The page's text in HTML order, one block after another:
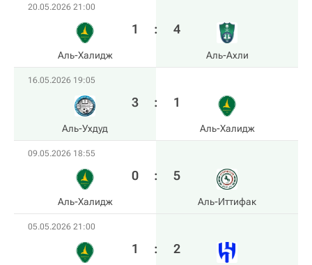
20.05.2026 21:00
Аль-Халидж
1 : 4
Аль-Ахли
16.05.2026 19:05
Аль-Ухдуд
3 : 1
Аль-Халидж
09.05.2026 18:55
Аль-Халидж
0 : 5
Аль-Иттифак
05.05.2026 21:00
1 : 2